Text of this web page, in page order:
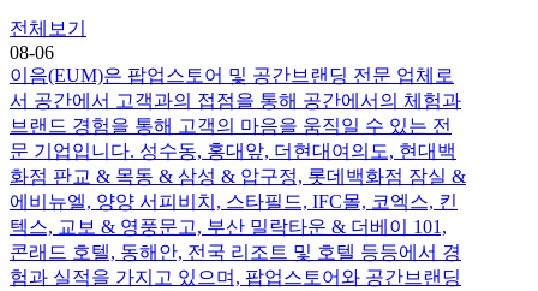
전체보기
08-06
이음(EUM)은 팝업스토어 및 공간브랜딩 전문 업체로
서 공간에서 고객과의 접점을 통해 공간에서의 체험과
브랜드 경험을 통해 고객의 마음을 움직일 수 있는 전
문 기업입니다. 성수동, 홍대앞, 더현대여의도, 현대백
화점 판교 & 목동 & 삼성 & 압구정, 롯데백화점 잠실 &
에비뉴엘, 양양 서피비치, 스타필드, IFC몰, 코엑스, 킨
텍스, 교보 & 영풍문고, 부산 밀락타운 & 더베이 101,
콘래드 호텔, 동해안, 전국 리조트 및 호텔 등등에서 경
험과 실적을 가지고 있으며, 팝업스토어와 공간브랜딩